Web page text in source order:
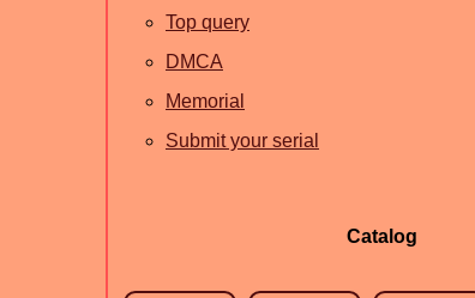
Top query
DMCA
Memorial
Submit your serial
Catalog